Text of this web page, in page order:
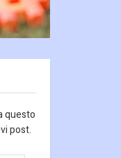
questo
post.